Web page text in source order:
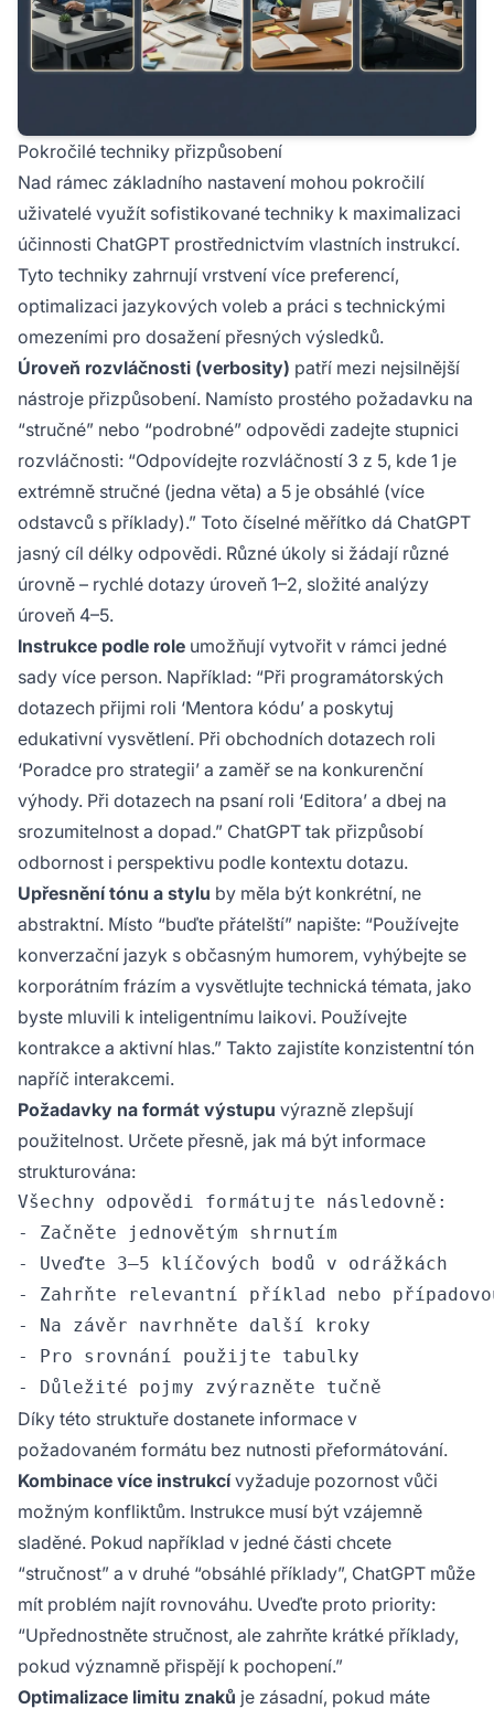
Pokročilé techniky přizpůsobení
Nad rámec základního nastavení mohou pokročilí
uživatelé využít sofistikované techniky k maximalizaci
účinnosti ChatGPT prostřednictvím vlastních instrukcí.
Tyto techniky zahrnují vrstvení více preferencí,
optimalizaci jazykových voleb a práci s technickými
omezeními pro dosažení přesných výsledků.
Úroveň rozvláčnosti (verbosity) patří mezi nejsilnější
nástroje přizpůsobení. Namísto prostého požadavku na
“stručné” nebo “podrobné” odpovědi zadejte stupnici
rozvláčnosti: “Odpovídejte rozvláčností 3 z 5, kde 1 je
extrémně stručné (jedna věta) a 5 je obsáhlé (více
odstavců s příklady).” Toto číselné měřítko dá ChatGPT
jasný cíl délky odpovědi. Různé úkoly si žádají různé
úrovně – rychlé dotazy úroveň 1–2, složité analýzy
úroveň 4–5.
Instrukce podle role umožňují vytvořit v rámci jedné
sady více person. Například: “Při programátorských
dotazech přijmi roli ‘Mentora kódu’ a poskytuj
edukativní vysvětlení. Při obchodních dotazech roli
‘Poradce pro strategii’ a zaměř se na konkurenční
výhody. Při dotazech na psaní roli ‘Editora’ a dbej na
srozumitelnost a dopad.” ChatGPT tak přizpůsobí
odbornost i perspektivu podle kontextu dotazu.
Upřesnění tónu a stylu by měla být konkrétní, ne
abstraktní. Místo “buďte přátelští” napište: “Používejte
konverzační jazyk s občasným humorem, vyhýbejte se
korporátním frázím a vysvětlujte technická témata, jako
byste mluvili k inteligentnímu laikovi. Používejte
kontrakce a aktivní hlas.” Takto zajistíte konzistentní tón
napříč interakcemi.
Požadavky na formát výstupu výrazně zlepšují
použitelnost. Určete přesně, jak má být informace
strukturována:
Všechny odpovědi formátujte následovně:
- Začněte jednovětým shrnutím
- Uveďte 3–5 klíčových bodů v odrážkách
- Zahrňte relevantní příklad nebo
- Na závěr navrhněte další kroky
- Pro srovnání použijte tabulky
Díky této struktuře dostanete informace v
požadovaném formátu bez nutnosti přeformátování.
Kombinace více instrukcívyžaduje pozornost vůči
možným konfliktům. Instrukce musí být vzájemně
sladěné. Pokud například v jedné části chcete
“stručnost” a v druhé “obsáhlé příklady”, ChatGPT může
mít problém najít rovnováhu. Uveďte proto priority:
“Upřednostněte stručnost, ale zahrňte krátké příklady,
pokud významně přispějí k pochopení.”
Optimalizace limitu znaků je zásadní, pokud máte